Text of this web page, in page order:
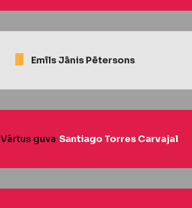
Emīls Jānis Pētersons
Vārtus guva Santiago Torres Carvajal